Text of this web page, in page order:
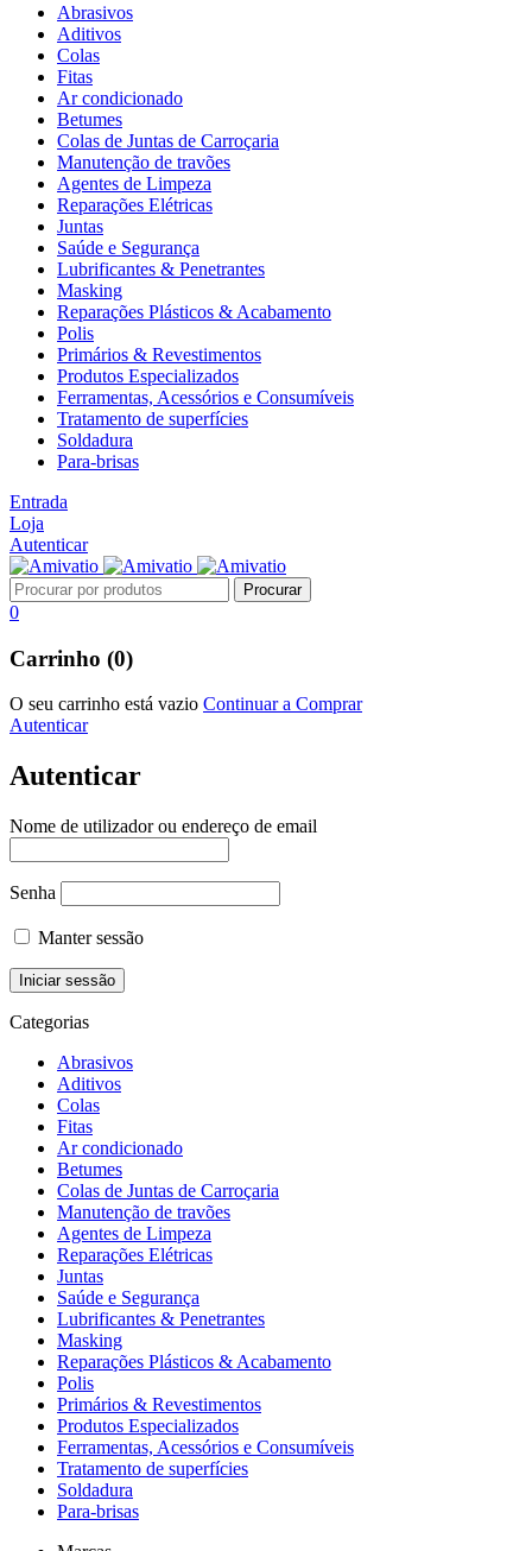
Abrasivos
Aditivos
Colas
Fitas
Ar condicionado
Betumes
Colas de Juntas de Carroçaria
Manutenção de travões
Agentes de Limpeza
Reparações Elétricas
Juntas
Saúde e Segurança
Lubrificantes & Penetrantes
Masking
Reparações Plásticos & Acabamento
Polis
Primários & Revestimentos
Produtos Especializados
Ferramentas, Acessórios e Consumíveis
Tratamento de superfícies
Soldadura
Para-brisas
Entrada
Loja
Autenticar
0
Carrinho (0)
O seu carrinho está vazio Continuar a Comprar
Autenticar
Autenticar
Nome de utilizador ou endereço de email
Senha
Manter sessão
Categorias
Abrasivos
Aditivos
Colas
Fitas
Ar condicionado
Betumes
Colas de Juntas de Carroçaria
Manutenção de travões
Agentes de Limpeza
Reparações Elétricas
Juntas
Saúde e Segurança
Lubrificantes & Penetrantes
Masking
Reparações Plásticos & Acabamento
Polis
Primários & Revestimentos
Produtos Especializados
Ferramentas, Acessórios e Consumíveis
Tratamento de superfícies
Soldadura
Para-brisas